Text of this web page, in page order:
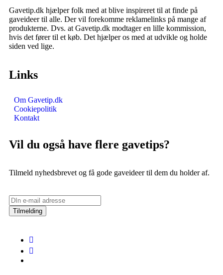
Gavetip.dk hjælper folk med at blive inspireret til at finde på
gaveideer til alle. Der vil forekomme reklamelinks på mange af
produkterne. Dvs. at Gavetip.dk modtager en lille kommission,
hvis det fører til et køb. Det hjælper os med at udvikle og holde
siden ved lige.
Links
Om Gavetip.dk
Cookiepolitik
Kontakt
Vil du også have flere gavetips?
Tilmeld nyhedsbrevet og få gode gaveideer til dem du holder af.
Tilmelding